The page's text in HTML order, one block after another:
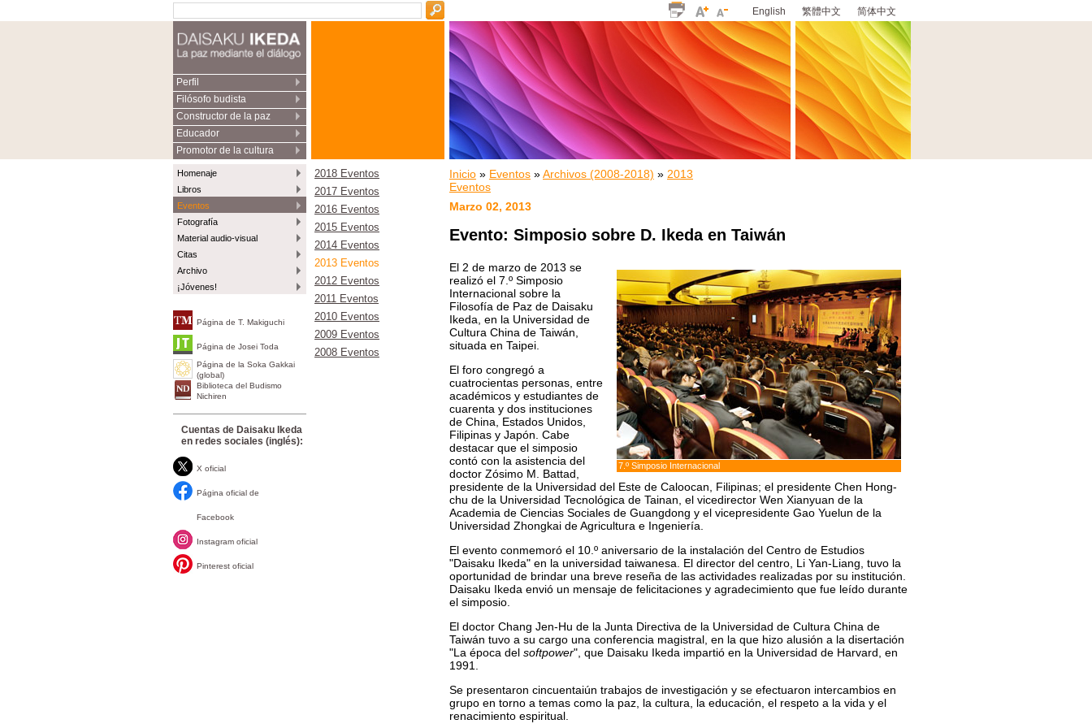
English 繁體中文 简体中文
Perfil
Filósofo budista
Constructor de la paz
Educador
Promotor de la cultura
Homenaje
Libros
Eventos
Fotografía
Material audio-visual
Citas
Archivo
¡Jóvenes!
Página de T. Makiguchi
Página de Josei Toda
Página de la Soka Gakkai
(global)
Biblioteca del Budismo
Nichiren
Cuentas de Daisaku Ikeda
en redes sociales (inglés):
X oficial
Página oficial de
Facebook
Instagram oficial
Pinterest oficial
2018 Eventos
2017 Eventos
2016 Eventos
2015 Eventos
2014 Eventos
2013 Eventos
2012 Eventos
2011 Eventos
2010 Eventos
2009 Eventos
2008 Eventos
Inicio » Eventos »Archivos (2008-2018) » 2013
Eventos
Marzo 02, 2013
Evento: Simposio sobre D. Ikeda en Taiwán
7.º Simposio Internacional
El 2 de marzo de 2013 se
realizó el 7.º Simposio
Internacional sobre la
Filosofía de Paz de Daisaku
Ikeda, en la Universidad de
Cultura China de Taiwán,
situada en Taipei.
El foro congregó a
cuatrocientas personas, entre
académicos y estudiantes de
cuarenta y dos instituciones
de China, Estados Unidos,
Filipinas y Japón. Cabe
destacar que el simposio
contó con la asistencia del
doctor Zósimo M. Battad,
presidente de la Universidad del Este de Caloocan, Filipinas; el presidente Chen Hong-
chu de la Universidad Tecnológica de Tainan, el vicedirector Wen Xianyuan de la
Academia de Ciencias Sociales de Guangdong y el vicepresidente Gao Yuelun de la
Universidad Zhongkai de Agricultura e Ingeniería.
El evento conmemoró el 10.º aniversario de la instalación del Centro de Estudios
"Daisaku Ikeda" en la universidad taiwanesa. El director del centro, Li Yan-Liang, tuvo la
oportunidad de brindar una breve reseña de las actividades realizadas por su institución.
Daisaku Ikeda envió un mensaje de felicitaciones y agradecimiento que fue leído durante
el simposio.
El doctor Chang Jen-Hu de la Junta Directiva de la Universidad de Cultura China de
Taiwán tuvo a su cargo una conferencia magistral, en la que hizo alusión a la disertación
"La época del softpower", que Daisaku Ikeda impartió en la Universidad de Harvard, en
1991.
Se presentaron cincuentaiún trabajos de investigación y se efectuaron intercambios en
grupo en torno a temas como la paz, la cultura, la educación, el respeto a la vida y el
renacimiento espiritual.